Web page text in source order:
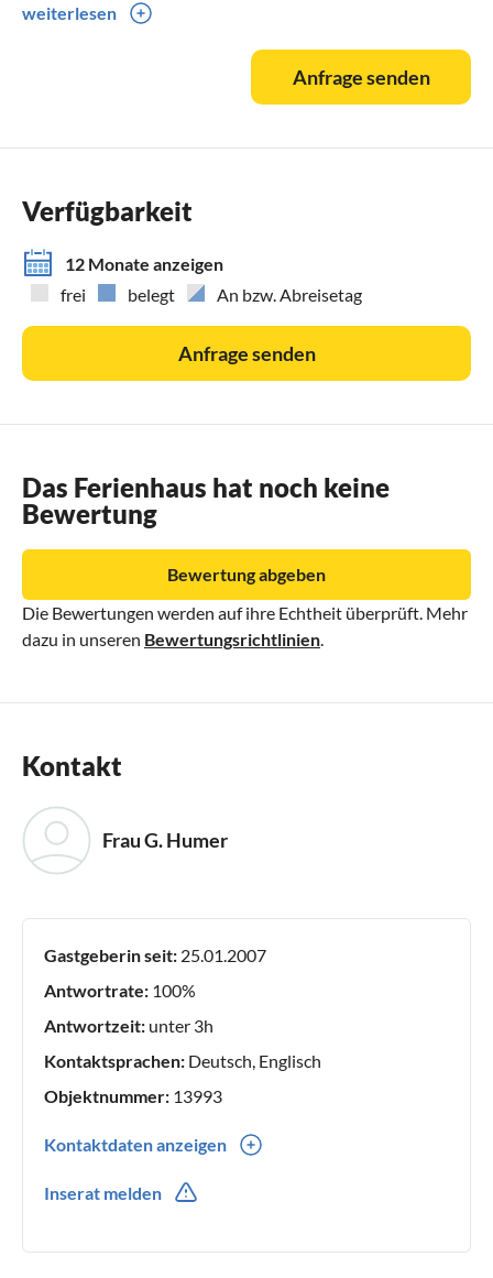
Außer der angeführten Ausstattung ist noch WLAN
weiterlesen
Anfrage senden
Verfügbarkeit
12 Monate anzeigen
frei
belegt An bzw. Abreisetag
Anfrage senden
Das Ferienhaus hat noch keine
Bewertung
Die Bewertungen werden auf ihre Echtheit überprüft. Mehr
dazu in unseren Bewertungsrichtlinien
Bewertung abgeben
Kontakt
Frau G. Humer
Gastgeberin seit: 25.01.2007
Antwortrate: 100%
Antwortzeit: unter 3h
Kontaktsprachen: Deutsch, Englisch
Objektnummer: 13993
Kontaktdaten anzeigen
Inserat melden